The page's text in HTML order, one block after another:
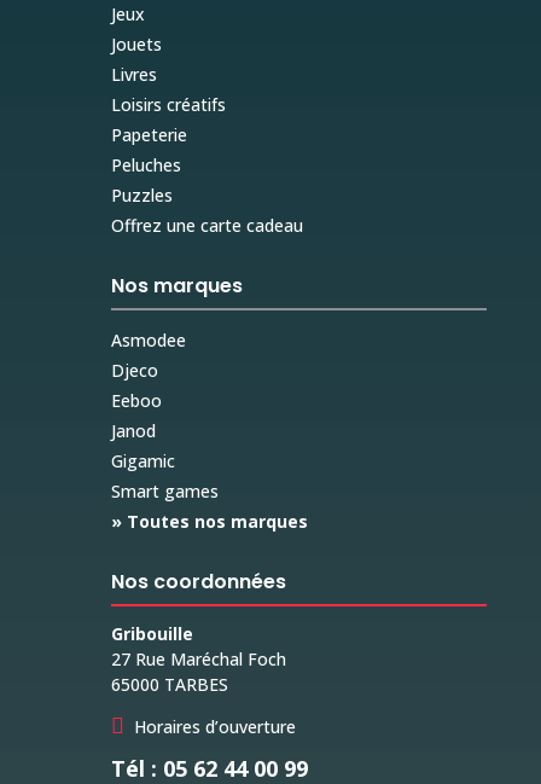
Jeux
Jouets
Livres
Loisirs créatifs
Papeterie
Peluches
Puzzles
Offrez une carte cadeau
Nos marques
Asmodee
Djeco
Eeboo
Janod
Gigamic
Smart games
» Toutes nos marques
Nos coordonnées
Gribouille
27 Rue Maréchal Foch
65000 TARBES
 Horaires d’ouverture
Tél : 05 62 44 00 99